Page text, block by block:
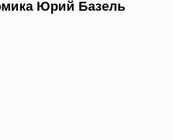
Юрий Базель